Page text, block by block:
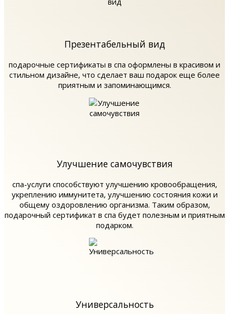
Презентабельный вид
подарочные сертификаты в спа оформлены в красивом и
стильном дизайне, что сделает ваш подарок еще более
приятным и запоминающимся.
Улучшение самочувствия
спа-услуги способствуют улучшению кровообращения,
укреплению иммунитета, улучшению состояния кожи и
общему оздоровлению организма. Таким образом,
подарочный сертификат в спа будет полезным и приятным
подарком.
Универсальность